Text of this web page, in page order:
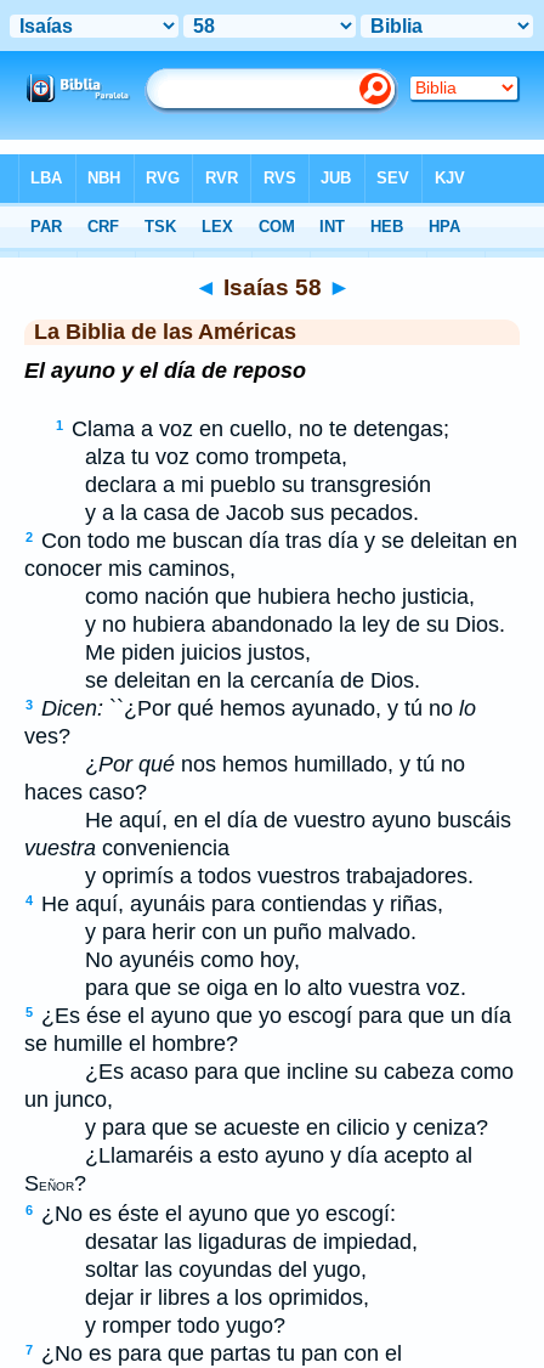
>LBLA > Isaías 58
◄ Isaías 58 ►
La Biblia de las Américas
El ayuno y el día de reposo
1
Clama a voz en cuello, no te detengas;
alza tu voz como trompeta,
declara a mi pueblo su transgresión
y a la casa de Jacob sus pecados.
2
Con todo me buscan día tras día y se deleitan en
conocer mis caminos,
como nación que hubiera hecho justicia,
y no hubiera abandonado la ley de su Dios.
Me piden juicios justos,
se deleitan en la cercanía de Dios.
3 Dicen: ``¿Por qué hemos ayunado, y tú no lo
ves?
¿Por qué nos hemos humillado, y tú no
haces caso?
He aquí, en el día de vuestro ayuno buscáis
vuestra conveniencia
y oprimís a todos vuestros trabajadores.
4
He aquí, ayunáis para contiendas y riñas,
y para herir con un puño malvado.
No ayunéis como hoy,
para que se oiga en lo alto vuestra voz.
5
¿Es ése el ayuno que yo escogí para que un día
se humille el hombre?
¿Es acaso para que incline su cabeza como
un junco,
y para que se acueste en cilicio y ceniza?
¿Llamaréis a esto ayuno y día acepto al
SEÑOR?
6
¿No es éste el ayuno que yo escogí:
desatar las ligaduras de impiedad,
soltar las coyundas del yugo,
dejar ir libres a los oprimidos,
y romper todo yugo?
7
¿No es para que partas tu pan con el